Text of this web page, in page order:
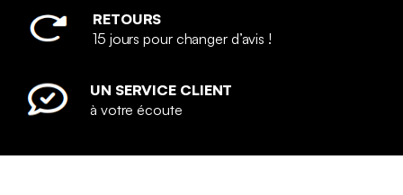
RETOURS
15 jours pour changer d’avis !
UN SERVICE CLIENT
à votre écoute